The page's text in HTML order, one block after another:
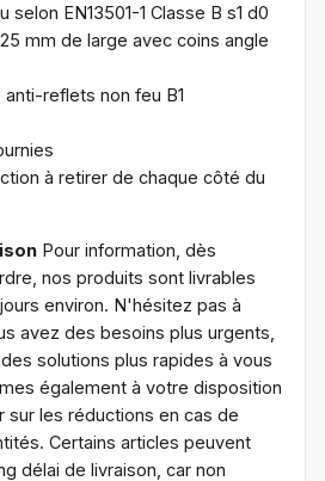
selon EN13501-1 Classe B s1 d0
mm de large avec coins angle
reflets non feu B1
à retirer de chaque côté du
Pour information, dès
nos produits sont livrables
environ. N'hésitez pas à
avez des besoins plus urgents,
solutions plus rapides à vous
également à votre disposition
sur les réductions en cas de
Certains articles peuvent
délai de livraison, car non